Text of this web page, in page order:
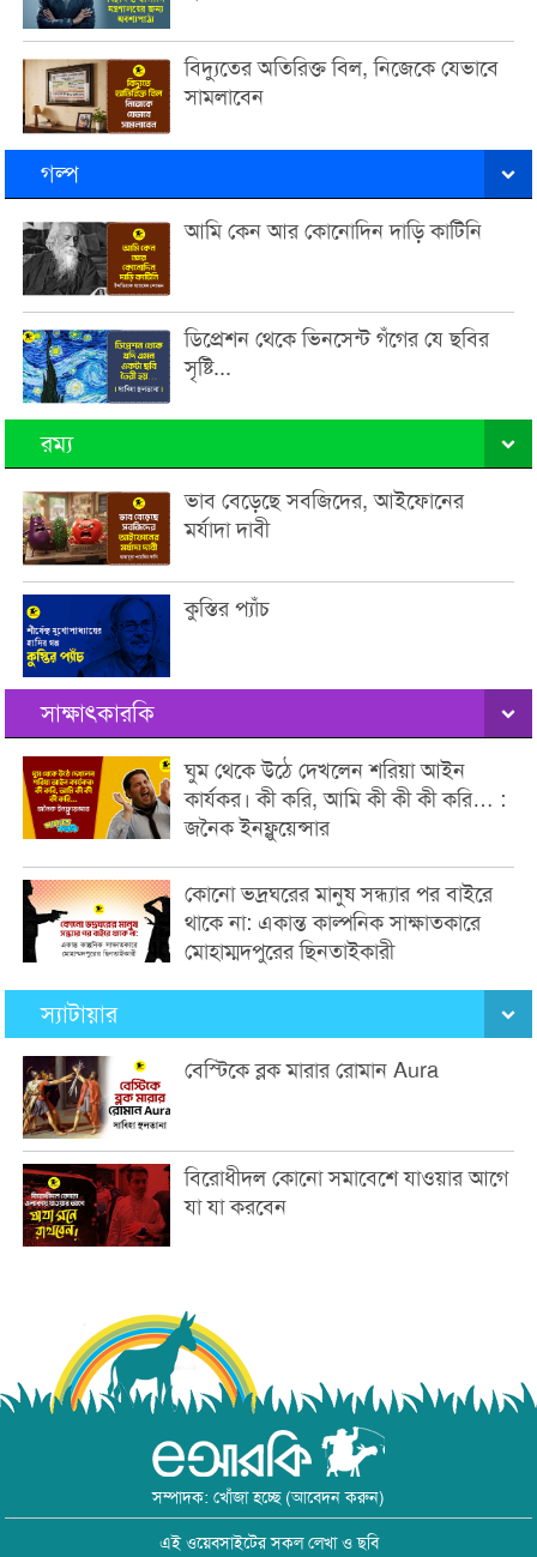
বিদ্যুতের অতিরিক্ত বিল, নিজেকে যেভাবে
সামলাবেন
গল্প
আমি কেন আর কোনোদিন দাড়ি কাটিনি
ডিপ্রেশন থেকে ভিনসেন্ট গঁগের যে ছবির
সৃষ্টি...
রম্য
ভাব বেড়েছে সবজিদের, আইফোনের
মর্যাদা দাবী
কুস্তির প্যাঁচ
সাক্ষাৎকারকি
ঘুম থেকে উঠে দেখলেন শরিয়া আইন
কার্যকর। কী করি, আমি কী কী কী করি… :
জনৈক ইনফ্লুয়েন্সার
কোনো ভদ্রঘরের মানুষ সন্ধ্যার পর বাইরে
থাকে না: একান্ত কাল্পনিক সাক্ষাতকারে
মোহাম্মদপুরের ছিনতাইকারী
স্যাটায়ার
বেস্টিকে ব্লক মারার রোমান Aura
বিরোধীদল কোনো সমাবেশে যাওয়ার আগে
যা যা করবেন
সম্পাদক: খোঁজা হচ্ছে (আবেদন করুন)
এই ওয়েবসাইটের সকল লেখা ও ছবি